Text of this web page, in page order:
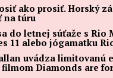
ako prosiť. Horský
na túru
do letnej súťaže s Rio
11 alebo jógamatku
uvádza limitovanú
Diamonds are